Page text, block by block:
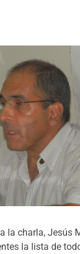
la charla, Jesús
la lista de